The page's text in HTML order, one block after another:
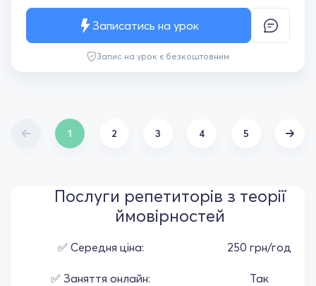
Запис на урок є безкоштовним
Записатись на урок
1 2 3 4 5
Послуги репетиторів з теорії
ймовірностей
✅ Середня ціна: 250 грн/год
✅ Заняття онлайн: Так